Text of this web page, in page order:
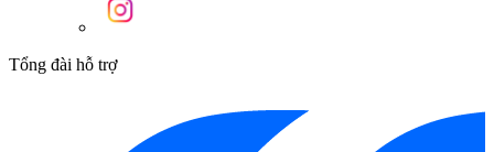
Tổng đài hỗ trợ